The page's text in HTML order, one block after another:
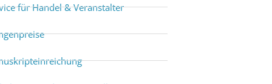
für Handel & Veranstalter